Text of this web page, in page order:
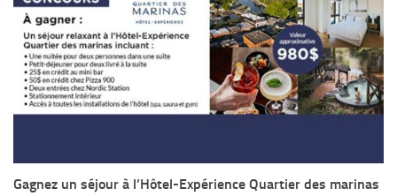
Gagnez un séjour à l’Hôtel-Expérience Quartier des marinas